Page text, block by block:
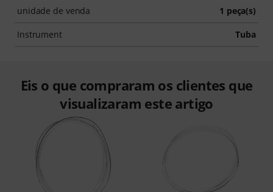
unidade de venda 1 peça(s)
Instrument Tuba
Eis o que compraram os clientes que
visualizaram este artigo